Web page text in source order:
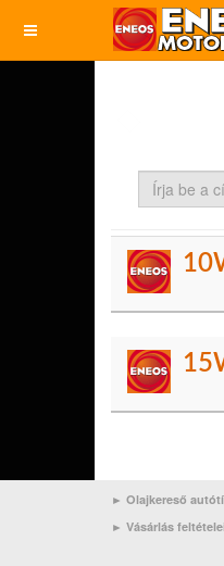
Írja
a
► Olajkereső
► Vásárlás